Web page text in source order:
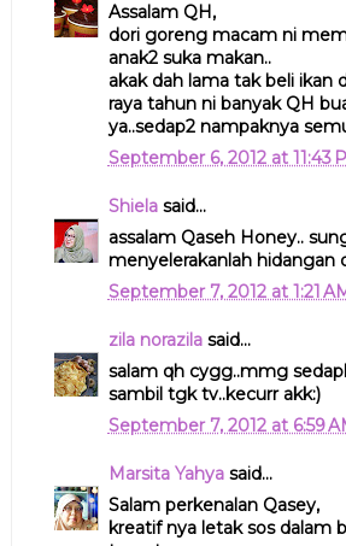
Assalam QH,
dori goreng macam ni
anak2 suka makan..
akak dah lama tak beli ikan
raya tahun ni banyak QH
ya..sedap2 nampaknya
September 6, 2012 at 11:43
Shielasaid...
assalam Qaseh Honey..
menyelerakanlah hidangan
September 7, 2012 at 1:21
zila norazilasaid...
salam qh cygg..mmg
sambil tgk tv..kecurr akk:)
September 7, 2012 at 6:59
Marsita Yahyasaid...
Salam perkenalan Qasey,
kreatif nya letak sos dalam